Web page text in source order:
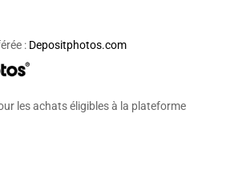
: Depositphotos.com
les achats éligibles à la plateforme